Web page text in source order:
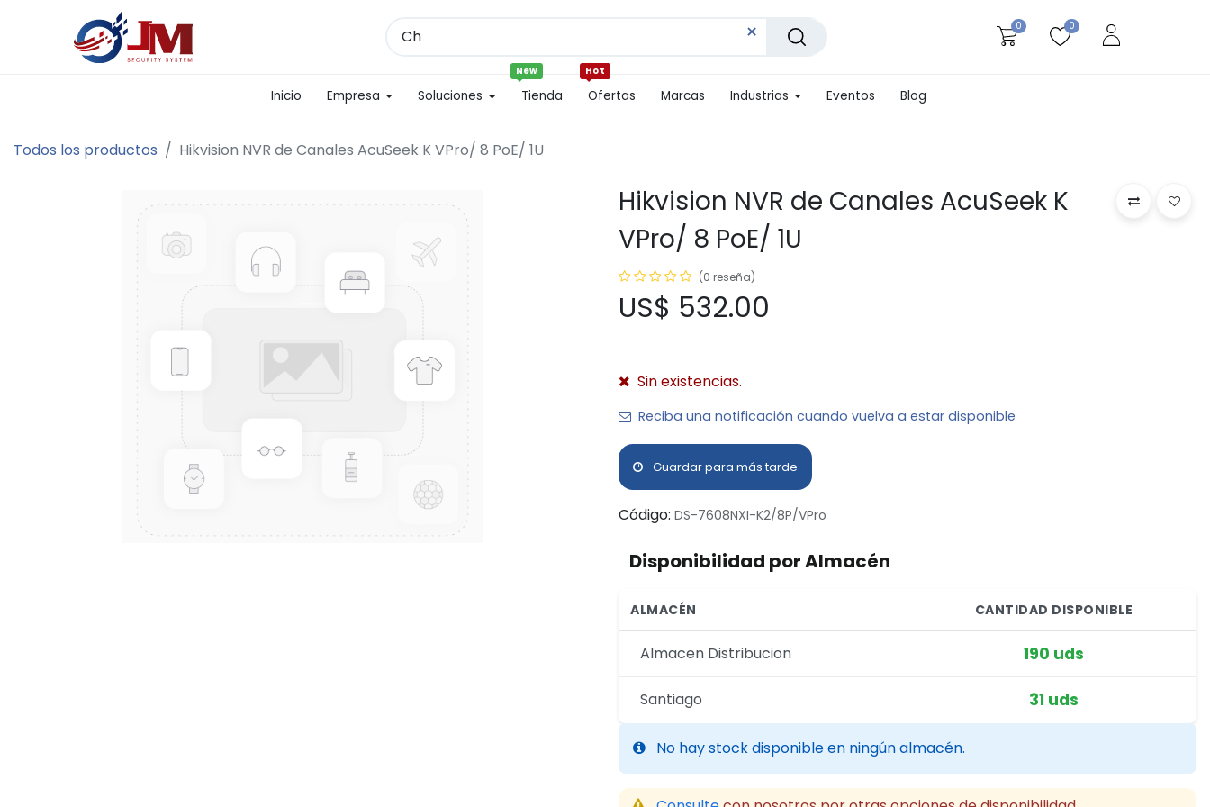
0 0
Inicio Empresa Soluciones Tienda
New
Ofertas
Hot
Marcas Industrias Eventos Blog
Todos los productos Hikvision NVR de Canales AcuSeek K VPro/ 8 PoE/ 1U
Hikvision NVR de Canales AcuSeek K
VPro/ 8 PoE/ 1U
(0 reseña)
US$ 532.00
Sin existencias.
Reciba una notificación cuando vuelva a estar disponible
Guardar para más tarde
Código: DS-7608NXI-K2/8P/VPro
Disponibilidad por Almacén
ALMACÉN CANTIDAD DISPONIBLE
Almacen Distribucion 190 uds
Santiago 31 uds
No hay stock disponible en ningún almacén.